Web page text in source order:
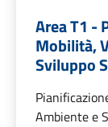
Area T1 -
Mobilità,
Sviluppo
Ambiente e